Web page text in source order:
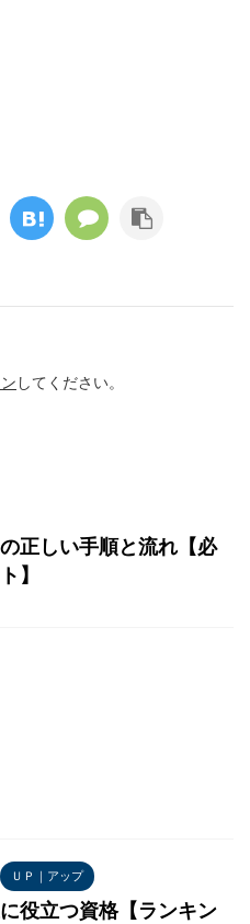
してください。
正しい手順と流れ【必
】
ＵＰ｜アップ
役立つ資格【ランキン